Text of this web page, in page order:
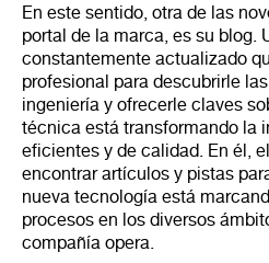
En este sentido, otra de las
portal de la marca, es su blog.
constantemente actualizado
profesional para descubrirle
ingeniería y ofrecerle claves
técnica está transformando la
eficientes y de calidad. En él,
encontrar artículos y pistas
nueva tecnología está
procesos en los diversos
compañía opera.